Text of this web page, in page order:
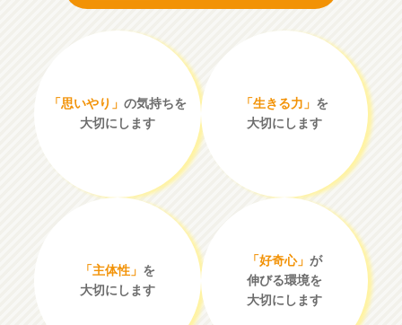
「思いやり」の気持ちを
大切にします
「生きる力」 を
大切にします
「主体性」 を
大切にします
「好奇心」 が
伸びる環境を
大切にします